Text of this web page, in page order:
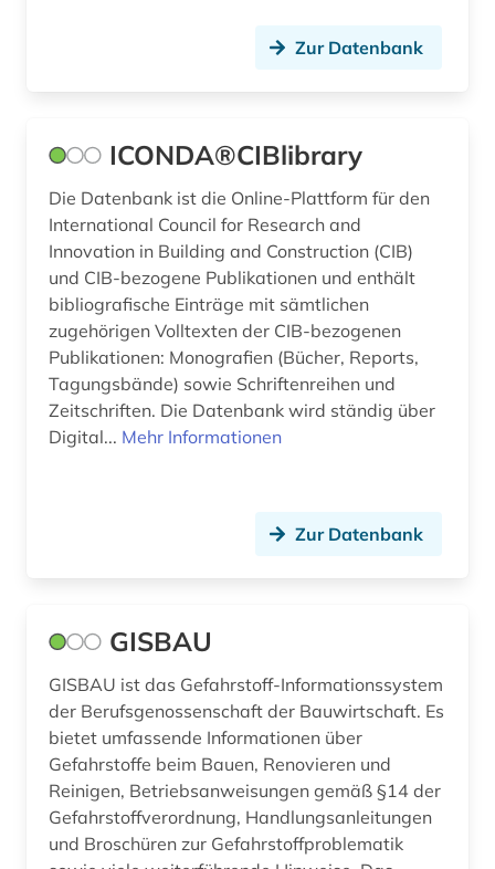
Zur Datenbank
ICONDA®CIBlibrary
Die Datenbank ist die Online-Plattform für den
International Council for Research and
Innovation in Building and Construction (CIB)
und CIB-bezogene Publikationen und enthält
bibliografische Einträge mit sämtlichen
zugehörigen Volltexten der CIB-bezogenen
Publikationen: Monografien (Bücher, Reports,
Tagungsbände) sowie Schriftenreihen und
Zeitschriften. Die Datenbank wird ständig über
Digital... Mehr Informationen
Zur Datenbank
GISBAU
GISBAU ist das Gefahrstoff-Informationssystem
der Berufsgenossenschaft der Bauwirtschaft. Es
bietet umfassende Informationen über
Gefahrstoffe beim Bauen, Renovieren und
Reinigen, Betriebsanweisungen gemäß §14 der
Gefahrstoffverordnung, Handlungsanleitungen
und Broschüren zur Gefahrstoffproblematik